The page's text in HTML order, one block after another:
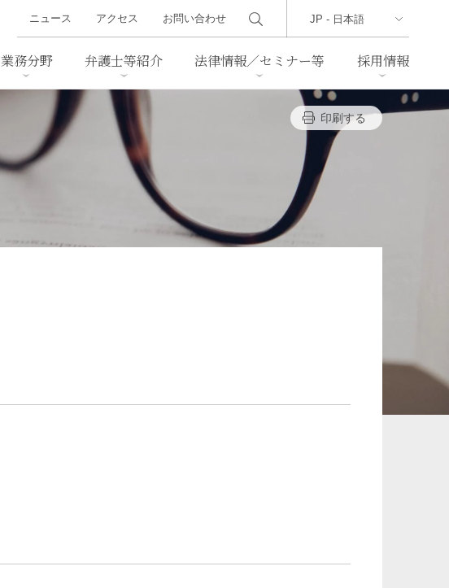
アクセス
業務分野
事業再生・倒産
通商法・経済安全保障
中国法務
インフラ／PFI／PPP
弁護士等紹介 法律情報／セミナー等
ニューズレター 判例紹介
採用情報
ニュース アクセス お問い合わせ
印刷する